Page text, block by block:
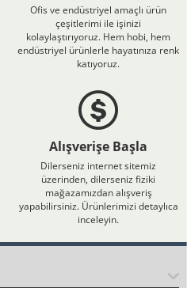
Ofis ve endüstriyel amaçlı ürün
çeşitlerimi ile işinizi
kolaylaştırıyoruz. Hem hobi, hem
endüstriyel ürünlerle hayatınıza renk
katıyoruz.
Alışverişe Başla
Dilerseniz internet sitemiz
üzerinden, dilerseniz fiziki
mağazamızdan alışveriş
yapabilirsiniz. Ürünlerimizi detaylıca
inceleyin.